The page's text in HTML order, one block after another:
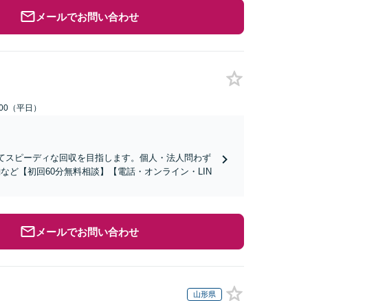
メールでお問い合わせ
（平日）
スピーディな回収を目指します。個人・法人問わず
ど【初回60分無料相談】【電話・オンライン・LIN
メールでお問い合わせ
山形県